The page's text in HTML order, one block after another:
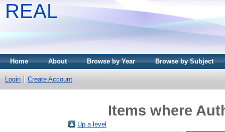
REAL
Home About Browse by Year Browse by Subject
Login Create Account
Items where
Up a level